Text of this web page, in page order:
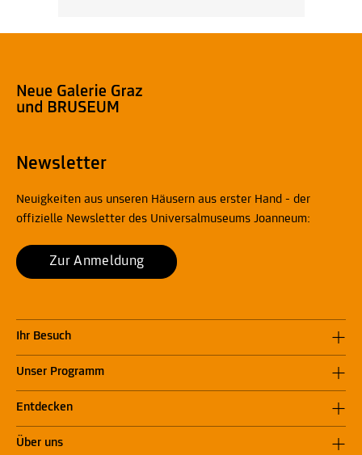
Newsletter
Neuigkeiten aus unseren Häusern aus erster Hand - der
offizielle Newsletter des Universalmuseums Joanneum:
Zur Anmeldung
Ihr Besuch
Unser Programm
Entdecken
Über uns